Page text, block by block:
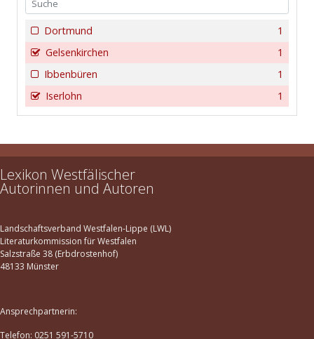
1
Dortmund
1
Gelsenkirchen
1
Ibbenbüren
1
Iserlohn
Lexikon Westfälischer
Autorinnen und Autoren
Landschaftsverband Westfalen-Lippe (LWL)
Literaturkommission für Westfalen
Salzstraße 38 (Erbdrostenhof)
48133 Münster
Ansprechpartnerin:
Telefon: 0251 591-5710